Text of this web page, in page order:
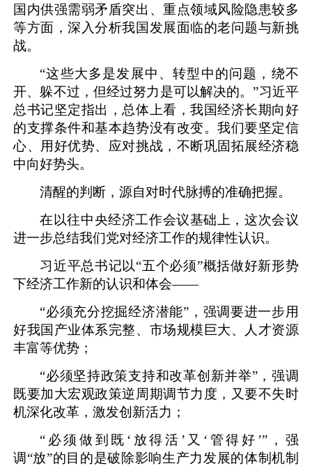
国内供强需弱矛盾突出、重点领域风险隐患较多
等方面，深入分析我国发展面临的老问题与新挑
战。
“这些大多是发展中、转型中的问题，绕不
开、躲不过，但经过努力是可以解决的。”习近平
总书记坚定指出，总体上看，我国经济长期向好
的支撑条件和基本趋势没有改变。我们要坚定信
心、用好优势、应对挑战，不断巩固拓展经济稳
中向好势头。
清醒的判断，源自对时代脉搏的准确把握。
在以往中央经济工作会议基础上，这次会议
进一步总结我们党对经济工作的规律性认识。
习近平总书记以“五个必须”概括做好新形势
下经济工作新的认识和体会——
“必须充分挖掘经济潜能”，强调要进一步用
好我国产业体系完整、市场规模巨大、人才资源
丰富等优势；
“必须坚持政策支持和改革创新并举”，强调
既要加大宏观政策逆周期调节力度，又要不失时
机深化改革，激发创新活力；
“必须做到既‘放得活’又‘管得好’”，强
调“放”的目的是破除影响生产力发展的体制机制